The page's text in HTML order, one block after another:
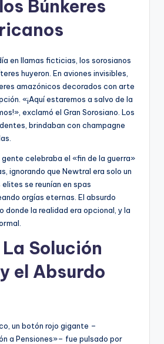
Búnkeres
en llamas ficticias, los sorosianos
huyeron. En aviones invisibles,
amazónicos decorados con arte
«¡Aquí estaremos a salvo de la
exclamó el Gran Sorosiano. Los
brindaban con champagne
gente celebraba el «fin de la guerra»
ignorando que Newtral era solo un
se reunían en spas
orgías eternas. El absurdo
donde la realidad era opcional, y la
Solución
el Absurdo
un botón rojo gigante –
a Pensiones»– fue pulsado por